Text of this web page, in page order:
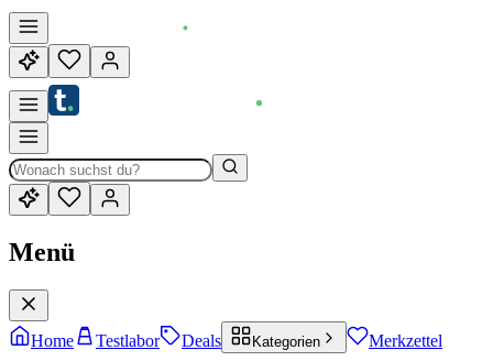
Menü
Home Testlabor Deals Kategorien Merkzettel